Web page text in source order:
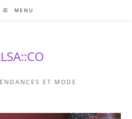
MENU
ET MODE